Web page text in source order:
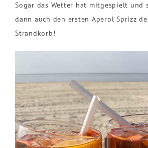
Sogar das Wetter hat mitgespielt und
dann auch den ersten Aperol Sprizz
Strandkorb!